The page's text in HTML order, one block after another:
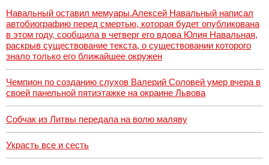
Навальный оставил мемуары.Алексей Навальный написал
автобиографию перед смертью, которая будет опубликована
в этом году, сообщила в четверг его вдова Юлия Навальная,
раскрыв существование текста, о существовании которого
знало только его ближайшее окружен
Чемпион по созданию слухов Валерий Соловей умер вчера в
своей панельной пятиэтажке на окраине Львова
Собчак из Литвы передала на волю маляву
Украсть все и сесть